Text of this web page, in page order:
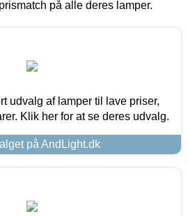
på alle deres lamper.
udvalg af lamper til lave priser,
Klik her for at se deres udvalg.
på AndLight.dk